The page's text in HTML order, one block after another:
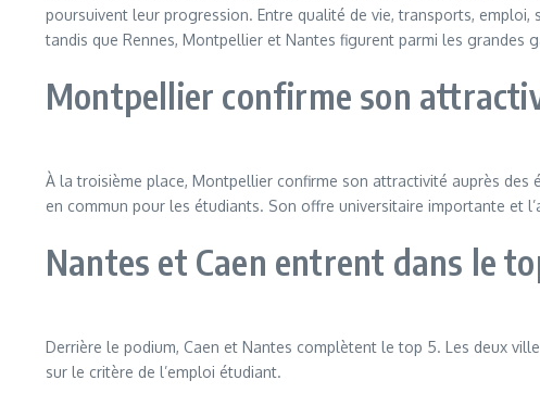
poursuivent leur progression. Entre qualité de vie, transports,
tandis que Rennes, Montpellier et Nantes figurent parmi les grandes
Montpellier confirme son
À la troisième place, Montpellier confirme son attractivité auprès
en commun pour les étudiants. Son offre universitaire importante et
Nantes et Caen entrent dans le
Derrière le podium, Caen et Nantes complètent le top 5. Les deux
sur le critère de l’emploi étudiant.